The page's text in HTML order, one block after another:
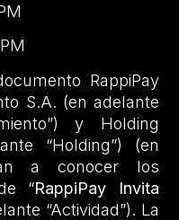
RappiPay
S.A. (en adelante
y Holding
“Holding”) (en
a conocer los
“RappiPay Invita
“Actividad”). La